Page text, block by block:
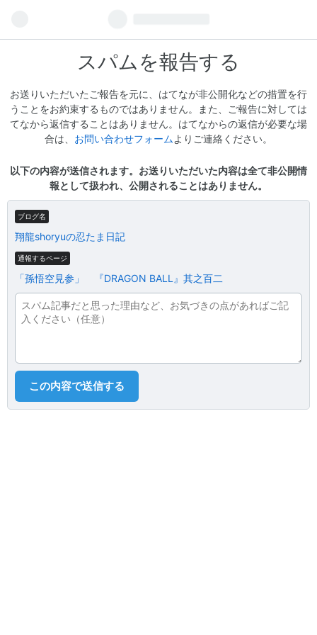
スパムを報告する
お送りいただいたご報告を元に、はてなが非公開化などの措置を行
うことをお約束するものではありません。また、ご報告に対しては
てなから返信することはありません。はてなからの返信が必要な場
合は、 お問い合わせフォームよりご連絡ください。
以下の内容が送信されます。お送りいただいた内容は全て非公開情
報として扱われ、公開されることはありません。
ブログ名
翔龍shoryuの忍たま日記
通報するページ
「孫悟空見参」 『DRAGON BALL』其之百二